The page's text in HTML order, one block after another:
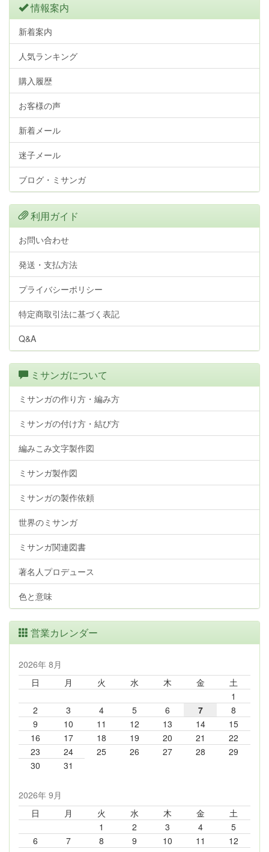
情報案内
新着案内
人気ランキング
購入履歴
お客様の声
新着メール
迷子メール
ブログ・ミサンガ
利用ガイド
お問い合わせ
発送・支払方法
プライバシーポリシー
特定商取引法に基づく表記
Q&A
ミサンガについて
ミサンガの作り方・編み方
ミサンガの付け方・結び方
編みこみ文字製作図
ミサンガ製作図
ミサンガの製作依頼
世界のミサンガ
ミサンガ関連図書
著名人プロデュース
色と意味
営業カレンダー
2026年 8月
日
月 火 水 木 金
土
1
2
3 4 5 6 7
8
9
10 11 12 13 14
15
16
17 18 19 20 21
22
23
24 25 26 27 28
29
30
31
2026年 9月
日
月 火 水 木 金
土
1
2 3 4
5
6
7 8 9 10 11
12